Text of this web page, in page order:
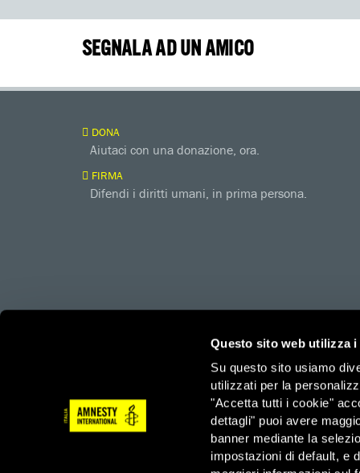
Questo sito web utilizza i
Su questo sito usiamo
utilizzati per la
"Accetta tutti i cookie"
dettagli" puoi avere
banner mediante la
impostazioni di default, e
SEGNALA AD UN AMICO
DONA
Aiutaci con una donazione, ora.
FIRMA
Difendi i diritti umani, in prima persona.
amnesty.org
Amnesty International – Sezione Italiana OdV – Via